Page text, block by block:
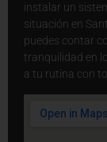
instalar un
situación en
puedes contar
tranquilidad en
a tu rutina con